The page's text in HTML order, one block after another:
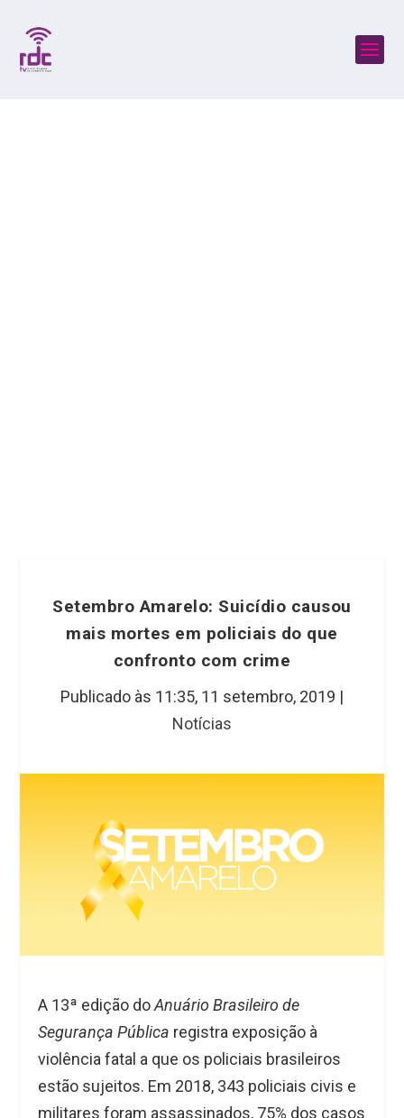
Setembro Amarelo: Suicídio causou
mais mortes em policiais do que
confronto com crime
Publicado às 11:35, 11 setembro, 2019 |
Notícias
A 13ª edição doAnuário Brasileiro de
Segurança Pública registra exposição à
violência fatal a que os policiais brasileiros
estão sujeitos. Em 2018, 343 policiais civis e
militares foram assassinados, 75% dos casos